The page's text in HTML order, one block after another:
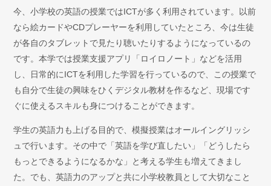
今、小学校の英語の授業ではICTが多く利用されています。以前
なら絵カードやCDプレーヤーを利用していたところ、今は生徒
が各自のタブレットで見たり聴いたりするようになっているの
です。本学では授業支援アプリ「ロイロノート」などを活用
し、日常的にICTを利用した学習を行っているので、この授業で
も自分で生徒の興味をひくデジタル教材を作るなど、現場です
ぐに使えるスキルも身につけることができます。
学生の英語力も上げる目的で、模擬授業はオールイングリッシ
ュで行います。その中で「英語を学び直したい」「どうしたら
もっとできるようになるかな」と考える学生も増えてきまし
た。でも、英語力のアップと共に小学校教員として大切なこと